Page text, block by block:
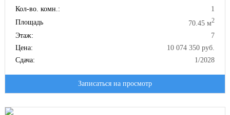
Кол-во. комн.:
1
Площадь
70.45 м2
Этаж:
7
Цена:
10 074 350 руб.
Сдача:
1/2028
Записаться на просмотр